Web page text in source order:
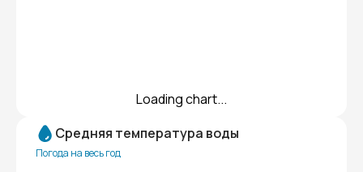
Loading chart...
Средняя температура воды
Погода на весь год